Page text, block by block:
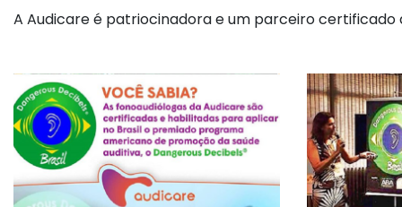
A Audicare é patriocinadora e um parceiro certificado